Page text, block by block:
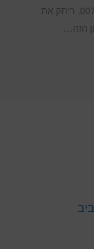
הבחורה? ג'יימס בונד, הסוכן החשאי 007, ריתק את
הזה…